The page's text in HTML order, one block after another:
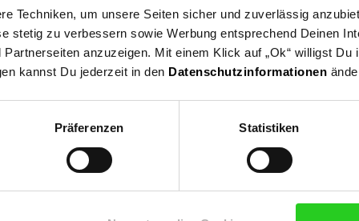
Techniken, um unsere Seiten sicher und zuverlässig
stetig zu verbessern sowie Werbung entsprechend Deinen
anzuzeigen. Mit einem Klick auf „Ok“ willigst Du
kannst Du jederzeit in den Datenschutzinformationen
Präferenzen Statistiken
Casualmode, Sommermode, Frühlingsmode
Logodruck, Print